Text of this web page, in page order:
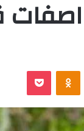
Odnoklassniki بوكيت